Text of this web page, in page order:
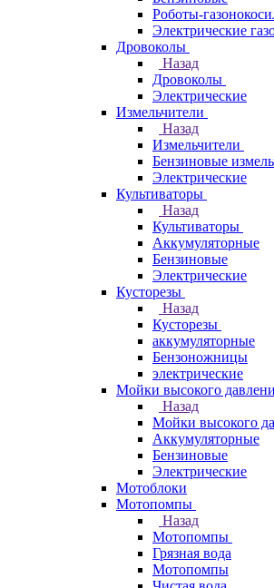
Роботы-
Электрические
Дровоколы
Назад
Дровоколы
Электрические
Измельчители
Назад
Измельчители
Бензиновые
Электрические
Культиваторы
Назад
Культиваторы
Аккумуляторные
Бензиновые
Электрические
Кусторезы
Назад
Кусторезы
аккумуляторные
Бензоножницы
электрические
Мойки высокого
Назад
Мойки высокого
Аккумуляторные
Бензиновые
Электрические
Мотоблоки
Мотопомпы
Назад
Мотопомпы
Грязная вода
Мотопомпы